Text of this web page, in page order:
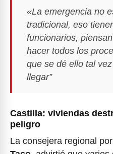
«La emergencia no
tradicional, eso
funcionarios,
hacer todos los
que se dé ello tal
llegar”
Castilla: viviendas
peligro
La consejera regional